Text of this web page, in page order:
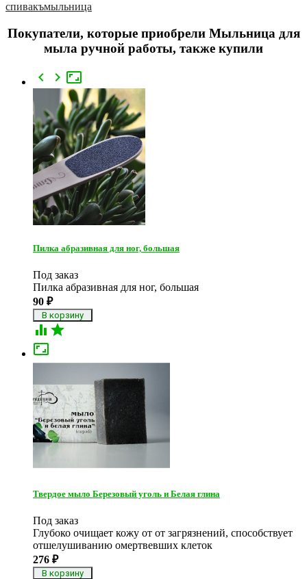
спивакъмыльница
Покупатели, которые приобрели Мыльница для
мыла ручной работы, также купили
  
Пилка абразивная для ног, большая
Под заказ
Пилка абразивная для ног, большая
90 ₽
 

Твердое мыло Березовый уголь и Белая глина
Под заказ
Глубоко очищает кожу от от загрязнений, способствует
отшелушиванию омертвевших клеток
276 ₽